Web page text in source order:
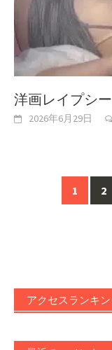
洋画レイプシー
2026年6月29日
navigation
1 2
アクセスランキ